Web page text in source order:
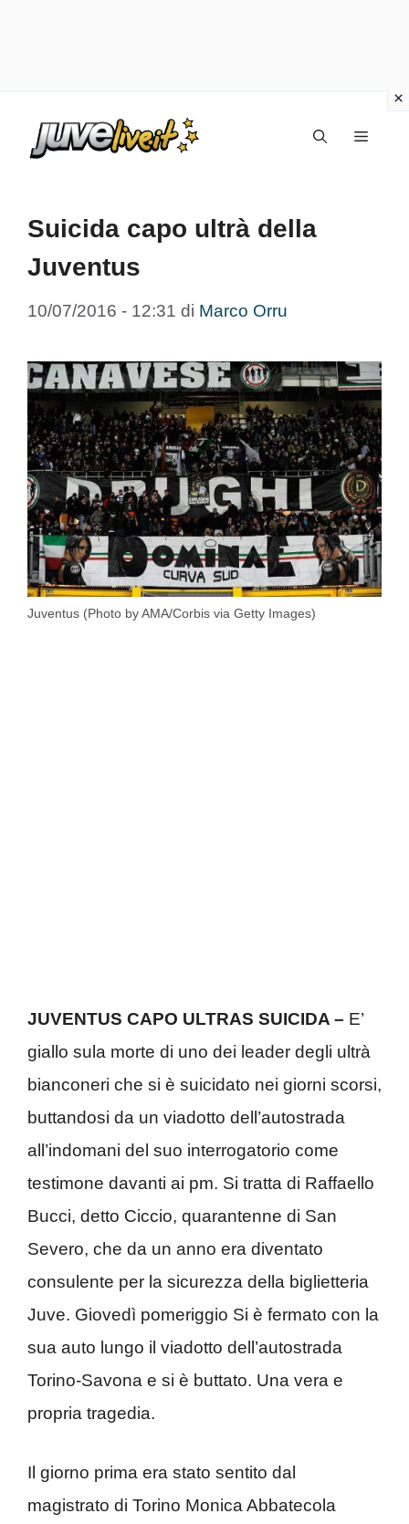
Menu
Suicida capo ultrà della
Juventus
10/07/2016 - 12:31 di Marco Orru
Juventus (Photo by AMA/Corbis via Getty Images)
JUVENTUS CAPO ULTRAS SUICIDA – E’
giallo sula morte di uno dei leader degli ultrà
bianconeri che si è suicidato nei giorni scorsi,
buttandosi da un viadotto dell’autostrada
all’indomani del suo interrogatorio come
testimone davanti ai pm. Si tratta di Raffaello
Bucci, detto Ciccio, quarantenne di San
Severo, che da un anno era diventato
consulente per la sicurezza della biglietteria
Juve. Giovedì pomeriggio Si è fermato con la
sua auto lungo il viadotto dell’autostrada
Torino-Savona e si è buttato. Una vera e
propria tragedia.
Il giorno prima era stato sentito dal
magistrato di Torino Monica Abbatecola